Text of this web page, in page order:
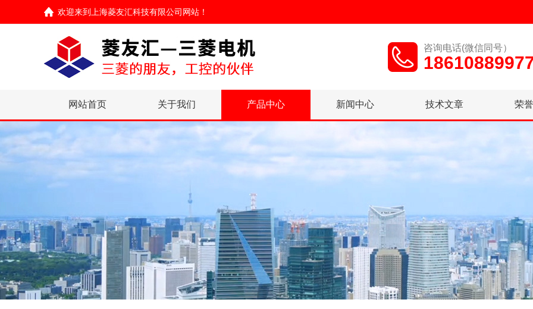
欢迎来到 上海菱友汇科技有限公司网站 ！
咨询电话(微信同号）
网站首页 关于我们 产品中心 新闻中心 技术文章 荣